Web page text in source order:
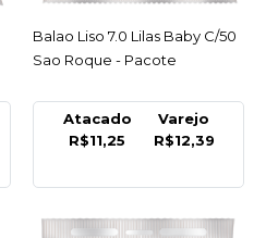
COMPRAR
LISTA DE DESEJO
Balao Liso 7.0 Branco
Polar C/50 Sao Roque -
ACESSAR
Balao Liso 7.0 Lilas Baby C/50
Sao Roque - Pacote
Atacado
R$11,25
Varejo
R$12,39